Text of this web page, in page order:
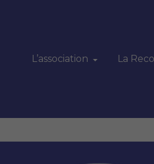
L’association La